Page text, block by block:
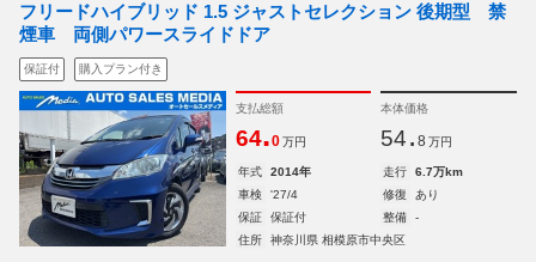
フリードハイブリッド 1.5 ジャストセレクション 後期型 禁
煙車 両側パワースライドドア
保証付 購入プラン付き
支払総額
64.0 万円
本体価格
54. 8 万円
年式 2014年 走行
6.7万km
車検
'27/4 修復
あり
保証
保証付 整備
-
住所
神奈川県 相模原市中央区